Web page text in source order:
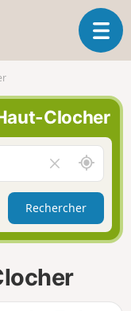
O
u
r
l
a
i
g
o
Clocher
i
d
e
r
l
c
A
u
t
u
r
Rechercher